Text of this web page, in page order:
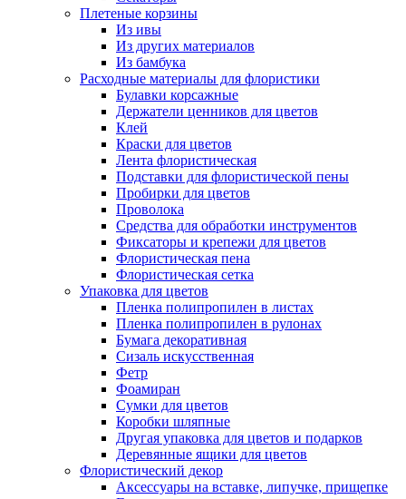
Плетеные корзины
Из ивы
Из других материалов
Из бамбука
Расходные материалы для флористики
Булавки корсажные
Держатели ценников для цветов
Клей
Краски для цветов
Лента флористическая
Подставки для флористической пены
Пробирки для цветов
Проволока
Средства для обработки инструментов
Фиксаторы и крепежи для цветов
Флористическая пена
Флористическая сетка
Упаковка для цветов
Пленка полипропилен в листах
Пленка полипропилен в рулонах
Бумага декоративная
Сизаль искусственная
Фетр
Фоамиран
Сумки для цветов
Коробки шляпные
Другая упаковка для цветов и подарков
Деревянные ящики для цветов
Флористический декор
Аксессуары на вставке, липучке, прищепке